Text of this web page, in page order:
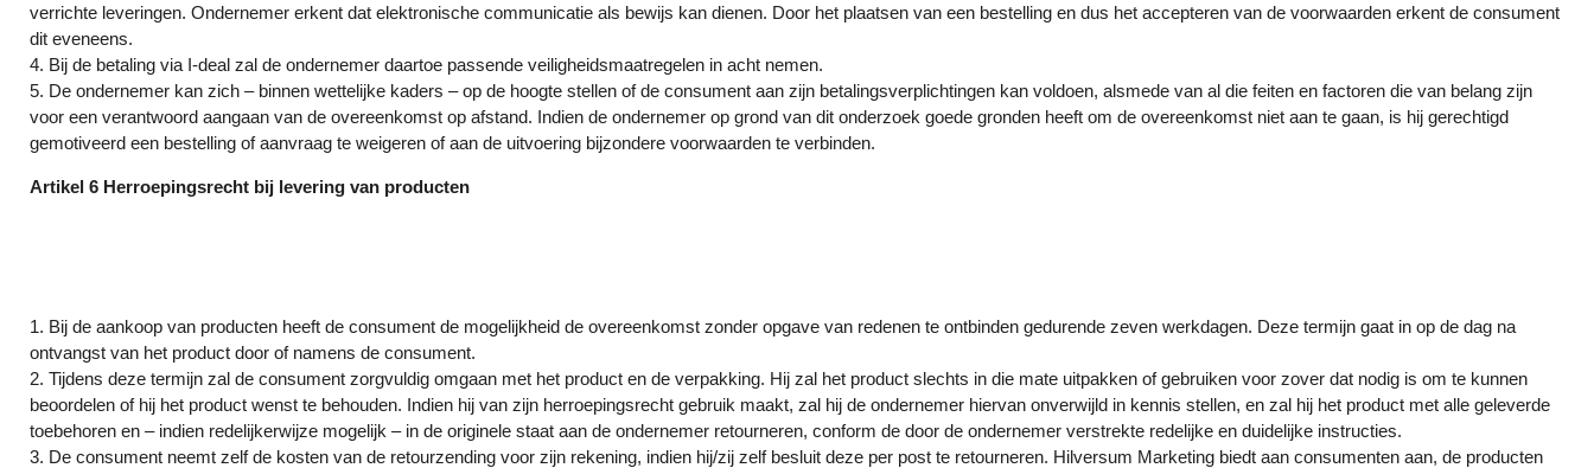
verrichte leveringen. Ondernemer erkent dat elektronische communicatie als bewijs kan dienen. Door het plaatsen van een bestelling en dus het accepteren van de voorwaarden erkent de consument
dit eveneens.
4. Bij de betaling via I-deal zal de ondernemer daartoe passende veiligheidsmaatregelen in acht nemen.
5. De ondernemer kan zich – binnen wettelijke kaders – op de hoogte stellen of de consument aan zijn betalingsverplichtingen kan voldoen, alsmede van al die feiten en factoren die van belang zijn
voor een verantwoord aangaan van de overeenkomst op afstand. Indien de ondernemer op grond van dit onderzoek goede gronden heeft om de overeenkomst niet aan te gaan, is hij gerechtigd
gemotiveerd een bestelling of aanvraag te weigeren of aan de uitvoering bijzondere voorwaarden te verbinden.
Artikel 6 Herroepingsrecht bij levering van producten
1. Bij de aankoop van producten heeft de consument de mogelijkheid de overeenkomst zonder opgave van redenen te ontbinden gedurende zeven werkdagen. Deze termijn gaat in op de dag na
ontvangst van het product door of namens de consument.
2. Tijdens deze termijn zal de consument zorgvuldig omgaan met het product en de verpakking. Hij zal het product slechts in die mate uitpakken of gebruiken voor zover dat nodig is om te kunnen
beoordelen of hij het product wenst te behouden. Indien hij van zijn herroepingsrecht gebruik maakt, zal hij de ondernemer hiervan onverwijld in kennis stellen, en zal hij het product met alle geleverde
toebehoren en – indien redelijkerwijze mogelijk – in de originele staat aan de ondernemer retourneren, conform de door de ondernemer verstrekte redelijke en duidelijke instructies.
3. De consument neemt zelf de kosten van de retourzending voor zijn rekening, indien hij/zij zelf besluit deze per post te retourneren. Hilversum Marketing biedt aan consumenten aan, de producten